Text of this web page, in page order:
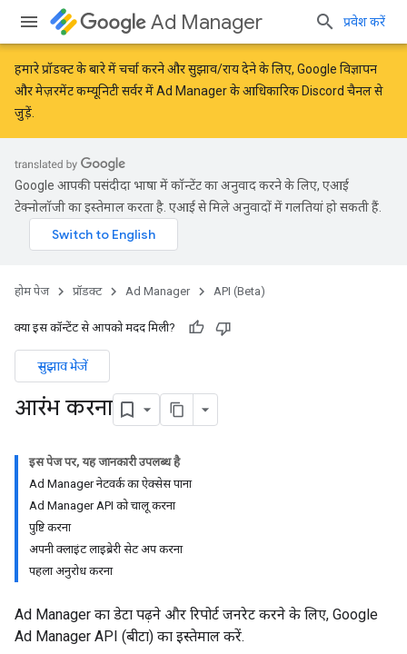
Ad Manager प्रवेश करें
हमारे प्रॉडक्ट के बारे में चर्चा करने और सुझाव/राय देने के लिए, Google विज्ञापन
और मेज़रमेंट कम्यूनिटीसर्वर में Ad Manager के आधिकारिक Discord चैनल से
जुड़ें.
Google आपकी पसंदीदा भाषा में कॉन्टेंट का अनुवाद करने के लिए, एआई
टेक्नोलॉजी का इस्तेमाल करता है. एआई से मिले अनुवादों में गलतियां हो सकती हैं.
होम पेज प्रॉडक्ट Ad Manager API (Beta)
क्या इस कॉन्टेंट से आपको मदद मिली?
सुझाव भेजें
आरंभ करना
इस पेज पर, यह जानकारी उपलब्ध है
Ad Manager नेटवर्क का ऐक्सेस पाना
Ad Manager API को चालू करना
पुष्टि करना
अपनी क्लाइंट लाइब्रेरी सेट अप करना
पहला अनुरोध करना
Ad Manager का डेटा पढ़ने और रिपोर्ट जनरेट करने के लिए, Google
Ad Manager API (बीटा) का इस्तेमाल करें.